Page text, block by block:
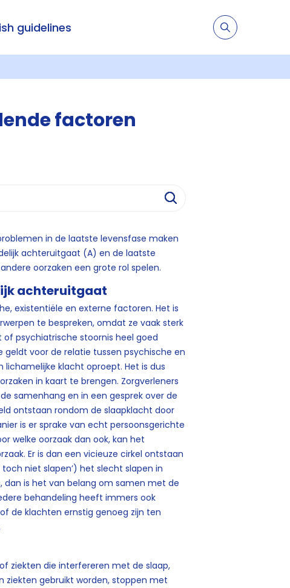
guidelines
factoren
in de laatste levensfase maken
achteruitgaat (A) en de laatste
oorzaken een grote rol spelen.
achteruitgaat
existentiële en externe factoren. Het is
te bespreken, omdat ze vaak sterk
psychiatrische stoornis heel goed
voor de relatie tussen psychische en
klacht oproept. Het is dus
in kaart te brengen. Zorgverleners
samenhang en in een gesprek over de
ontstaan rondom de slaapklacht door
is er sprake van echt persoonsgerichte
welke oorzaak dan ook, kan het
Er is dan een vicieuze cirkel ontstaan
niet slapen’) het slecht slapen in
dan is het van belang om samen met de
behandeling heeft immers ook
de klachten ernstig genoeg zijn ten
ziekten die interfereren met de slaap,
ziekten gebruikt worden, stoppen met